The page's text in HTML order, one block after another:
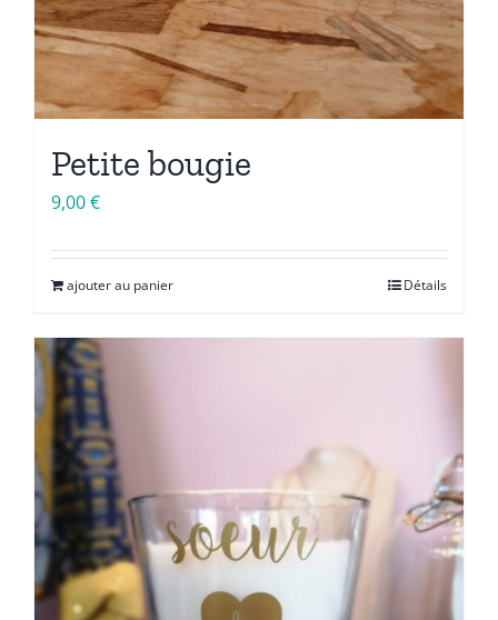
Petite bougie
9,00€
ajouter au panier Détails